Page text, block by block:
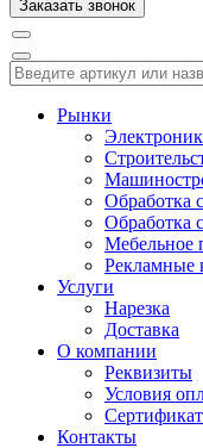
Рынки
Обработка
Обработка
Мебельное
Рекламные
Услуги
Нарезка
Доставка
О компании
Реквизиты
Условия
Контакты